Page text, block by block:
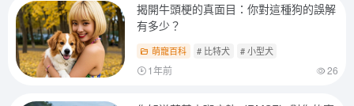
揭開牛頭梗的真面目：你對這種狗的誤解
有多少？
萌寵百科 # 比特犬 # 小型犬
1年前 26